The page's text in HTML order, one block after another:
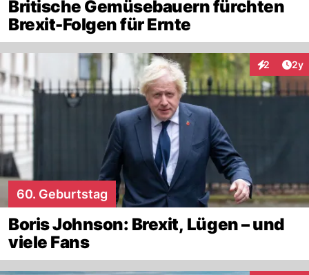
Britische Gemüsebauern fürchten
Brexit-Folgen für Ernte
2 2y
60. Geburtstag
Boris Johnson: Brexit, Lügen – und
viele Fans